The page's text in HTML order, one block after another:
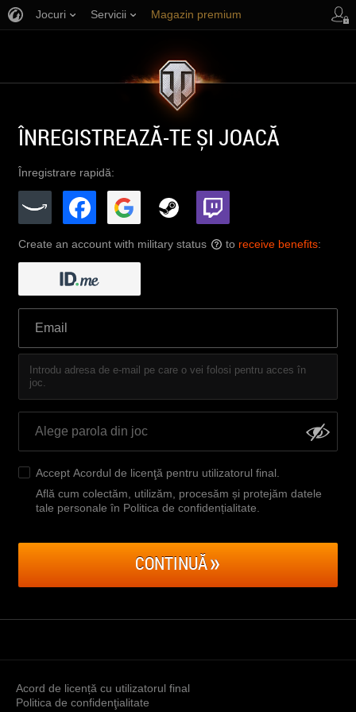
Jocuri Servicii Magazin premium
ÎNREGISTREAZĂ-TE ȘI JOACĂ
Înregistrare rapidă:
Create an account with military status ? to receive benefits:
Introdu adresa de e-mail pe care o vei folosi pentru acces în
joc.
Accept Acordul de licenţă pentru utilizatorul final
Află cum colectăm, utilizăm, procesăm și protejăm datele
tale personale în Politica de confidențialitate
CONTINUĂ
Acord de licență cu utilizatorul final
Politica de confidenţialitate